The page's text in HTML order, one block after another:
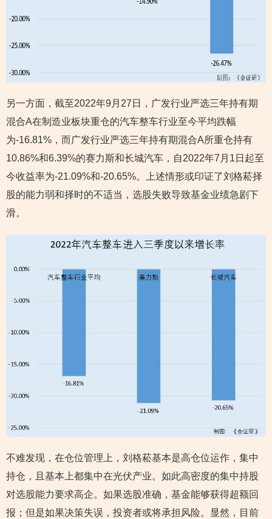
另一方面，截至2022年9月27日，广发行业严选三年持有期
混合A在制造业板块重仓的汽车整车行业至今平均跌幅
为-16.81%，而广发行业严选三年持有期混合A所重仓持有
10.86%和6.39%的赛力斯和长城汽车，自2022年7月1日起至
今收益率为-21.09%和-20.65%。上述情形或印证了刘格菘择
股的能力弱和择时的不适当，选股失败导致基金业绩急剧下
滑。
不难发现，在仓位管理上，刘格菘基本是高仓位运作，集中
持仓，且基本上都集中在光伏产业。如此高密度的集中持股
对选股能力要求高企。如果选股准确，基金能够获得超额回
报；但是如果决策失误，投资者或将承担风险。显然，目前